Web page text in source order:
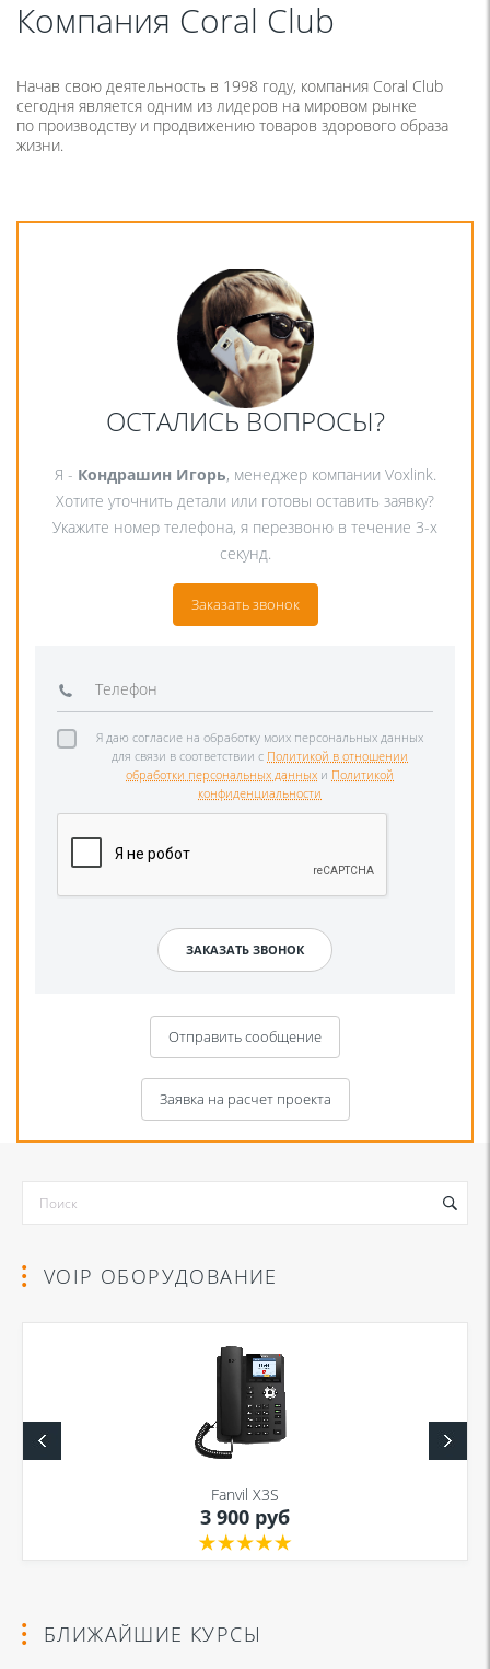
Компания Coral Club
Начав свою деятельность в 1998 году, компания Coral Club
сегодня является одним из лидеров на мировом рынке
по производству и продвижению товаров здорового образа
жизни.
ОСТАЛИСЬ ВОПРОСЫ?
Я - Кондрашин Игорь, менеджер компании Voxlink.
Хотите уточнить детали или готовы оставить заявку?
Укажите номер телефона, я перезвоню в течение 3-х
секунд.
Заказать звонок
Я даю согласие на обработку моих персональных данных
для связи в соответствии с Политикой в отношении
обработки персональных данных и Политикой
конфиденциальности
Отправить сообщение
Я даю согласие на обработку моих персональных данных для связи
Политикой в отношении обработки персональных
Политикой конфиденциальности
Заявка на расчет проекта
Я даю согласие на обработку моих персональных данных для связи
Политикой в отношении обработки персональных
VOIP ОБОРУДОВАНИЕ
Fanvil X3S
3 900 руб
БЛИЖАЙШИЕ КУРСЫ